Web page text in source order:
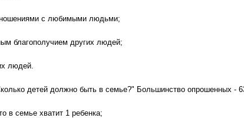
с любимыми людьми;
благополучием других людей;
людей.
детей должно быть в семье?" Большинство опрошенных -
в семье хватит 1 ребенка;